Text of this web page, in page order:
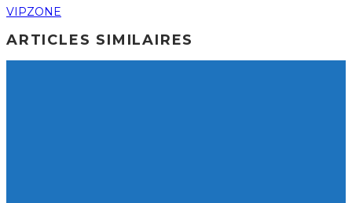
VIPZONE
ARTICLES SIMILAIRES